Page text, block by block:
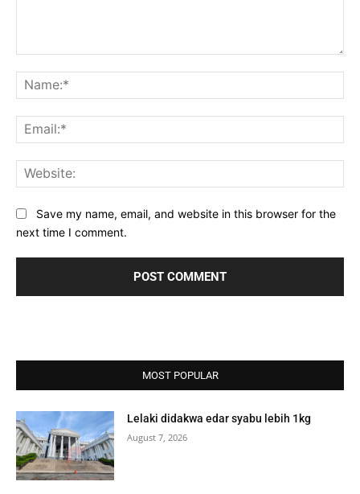
Save my name, email, and website in this browser for the
next time I comment.
MOST POPULAR
Lelaki didakwa edar syabu lebih 1kg
August 7, 2026